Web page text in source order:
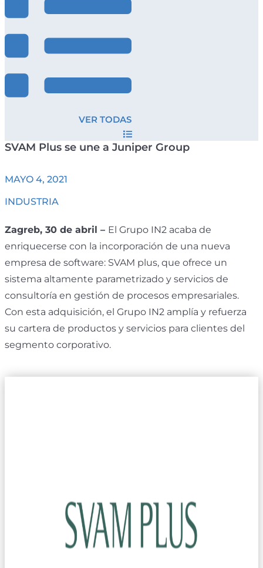
VER TODAS
SVAM Plus se une a Juniper Group
MAYO 4, 2021
INDUSTRIA
Zagreb, 30 de abril – El Grupo IN2 acaba de
enriquecerse con la incorporación de una nueva
empresa de software: SVAM plus, que ofrece un
sistema altamente parametrizado y servicios de
consultoría en gestión de procesos empresariales.
Con esta adquisición, el Grupo IN2 amplía y refuerza
su cartera de productos y servicios para clientes del
segmento corporativo.